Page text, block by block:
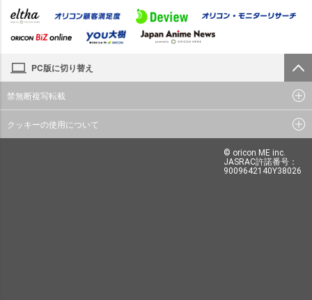
PC版に切り替え
禁無断複写転載
クッキーの使用について
© oricon ME inc.
JASRAC許諾番号：
9009642140Y38026